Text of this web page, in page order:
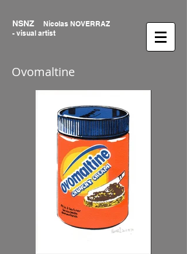
NSNZ
Nicolas NOVERRAZ
- visual artist
Ovomaltine